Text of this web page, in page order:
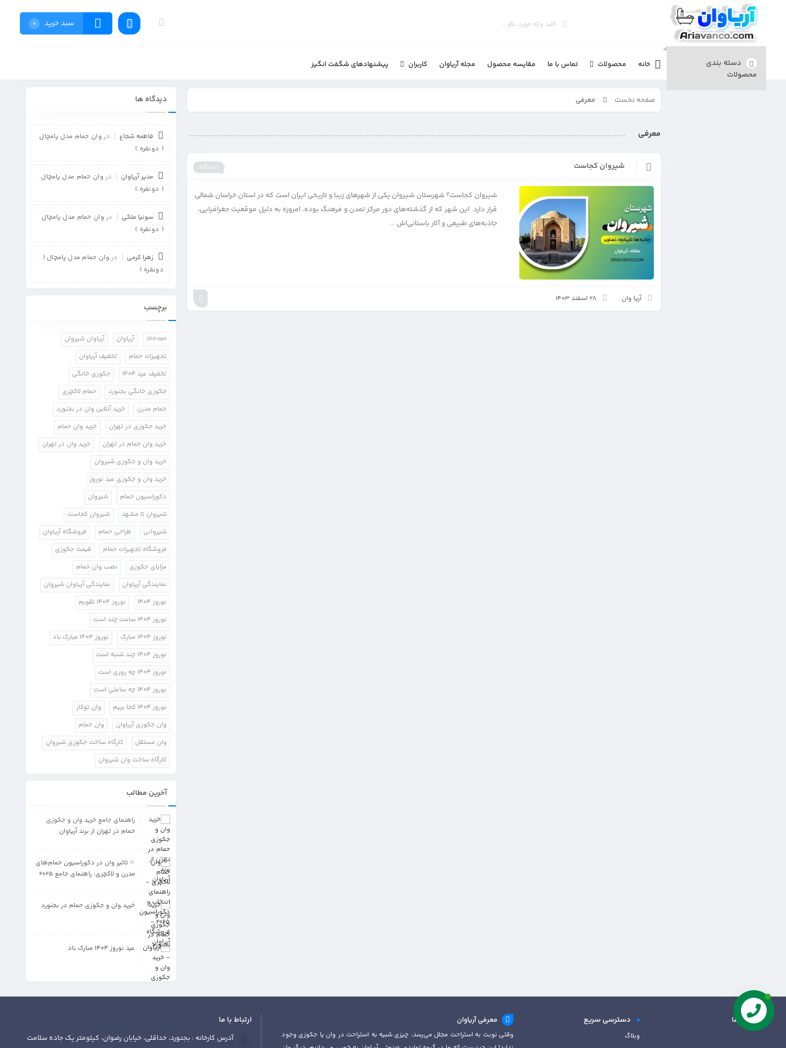
سبد خرید 0
دسته بندی
محصولات
خانه محصولات تماس با ما مقایسه محصول مجله آریاوان کاربران پیشنهادهای شگفت انگیز
صفحه نخست معرفی
معرفی
1 دیدگاه شیروان کجاست
شیروان کجاست؟ شهرستان شیروان یکی از شهرهای زیبا و تاریخی ایران است که در استان خراسان شمالی
قرار دارد. این شهر که از گذشته‌های دور مرکز تمدن و فرهنگ بوده، امروزه به دلیل موقعیت جغرافیایی،
جاذبه‌های طبیعی و آثار باستانی‌اش ...
آریا وان 28 اسفند 1403
دیدگاه ها
فاطمه شجاع در وان حمام مدل پامچال
( دونفره )
مدیر آریاوان در وان حمام مدل پامچال
( دونفره )
سونیا ملکی در وان حمام مدل پامچال
( دونفره )
زهرا کرمی در وان حمام مدل پامچال (
دونفره )
برچسب
shirvan آریاوان
آریاوان شیروان
تجهیزات حمام
تخفیف آریاوان
تخفیف عید 1404
جکوزی خانگی
جکوزی خانگی بجنورد
حمام لاکچری
حمام مدرن
خرید آنلاین وان در بجنورد
خرید جکوزی در تهران
خرید وان حمام
خرید وان حمام در تهران
خرید وان در تهران
خرید وان و جکوزی شیروان
خرید وان و جکوزی عید نوروز
دکوراسیون حمام
شیروان
شیروان تا مشهد
شیروان کجاست
شیروانی
طراحی حمام
فروشگاه آریاوان
فروشگاه تجهیزات حمام
قیمت جکوزی
مزایای جکوزی
نصب وان حمام
نمایندگی آریاوان
نمایندگی آریاوان شیروان
نوروز 1404
نوروز 1404 تقویم
نوروز 1404 ساعت چند است
نوروز 1404 مبارک
نوروز 1404 مبارک باد
نوروز 1404 چند شنبه است
نوروز 1404 چه روزی است
نوروز 1404 چه ساعتی است
نوروز 1404 کجا بریم
وان توکار
وان جکوزی آریاوان
وان حمام
وان مستقل
کارگاه ساخت جکوزی شیروان
کارگاه ساخت وان شیروان
آخرین مطالب
راهنمای جامع خرید وان و جکوزی
حمام در تهران از برند آریاوان
✨ تاثیر وان در دکوراسیون حمام‌های
مدرن و لاکچری: راهنمای جامع 2025
خرید وان و جکوزی حمام در بجنورد
عید نوروز 1404 مبارک باد
مجوز ها دسترسی سریع
وبلاگ
معرفی آریاوان
وقتی نوبت به استراحت مجلل می‌رسد، چیزی شبیه به استراحت در وان یا جکوزی وجود
ارتباط با ما
آدرس کارخانه : بجنورد، خداقلی، خیابان رضوان، کیلومتر یک جاده سلامت